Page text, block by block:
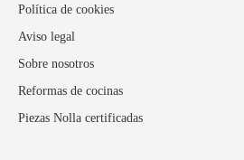
Política de cookies
Aviso legal
Sobre nosotros
Reformas de cocinas
Piezas Nolla certificadas